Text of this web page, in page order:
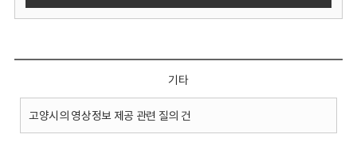
기타
고양시의 영상정보 제공 관련 질의 건